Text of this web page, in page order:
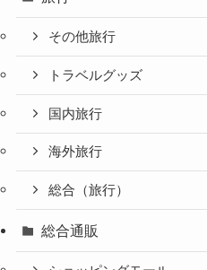
その他旅行
トラベルグッズ
国内旅行
海外旅行
総合（旅行）
総合通販